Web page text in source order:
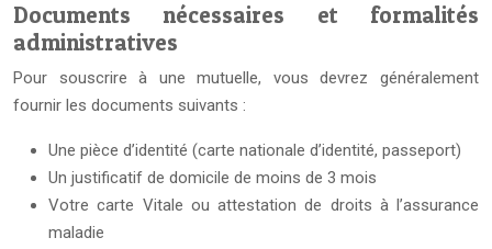
Documents nécessaires et formalités
administratives
Pour souscrire à une mutuelle, vous devrez généralement
fournir les documents suivants :
Une pièce d’identité (carte nationale d’identité, passeport)
Un justificatif de domicile de moins de 3 mois
Votre carte Vitale ou attestation de droits à l’assurance
maladie